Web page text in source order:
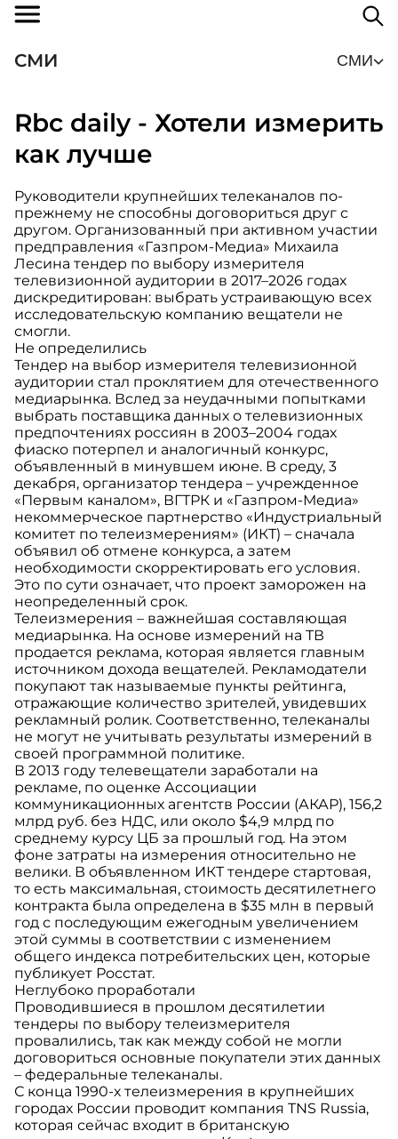
СМИ СМИ
Rbc daily - Хотели измерить
как лучше
Руководители крупнейших телеканалов по-
прежнему не способны договориться друг с
другом. Организованный при активном участии
предправления «Газпром-Медиа» Михаила
Лесина тендер по выбору измерителя
телевизионной аудитории в 2017–2026 годах
дискредитирован: выбрать устраивающую всех
исследовательскую компанию вещатели не
смогли.
Не определились
Тендер на выбор измерителя телевизионной
аудитории стал проклятием для отечественного
медиарынка. Вслед за неудачными попытками
выбрать поставщика данных о телевизионных
предпочтениях россиян в 2003–2004 годах
фиаско потерпел и аналогичный конкурс,
объявленный в минувшем июне. В среду, 3
декабря, организатор тендера – учрежденное
«Первым каналом», ВГТРК и «Газпром-Медиа»
некоммерческое партнерство «Индустриальный
комитет по телеизмерениям» (ИКТ) – сначала
объявил об отмене конкурса, а затем
необходимости скорректировать его условия.
Это по сути означает, что проект заморожен на
неопределенный срок.
Телеизмерения – важнейшая составляющая
медиарынка. На основе измерений на ТВ
продается реклама, которая является главным
источником дохода вещателей. Рекламодатели
покупают так называемые пункты рейтинга,
отражающие количество зрителей, увидевших
рекламный ролик. Соответственно, телеканалы
не могут не учитывать результаты измерений в
своей программной политике.
В 2013 году телевещатели заработали на
рекламе, по оценке Ассоциации
коммуникационных агентств России (АКАР), 156,2
млрд руб. без НДС, или около $4,9 млрд по
среднему курсу ЦБ за прошлый год. На этом
фоне затраты на измерения относительно не
велики. В объявленном ИКТ тендере стартовая,
то есть максимальная, стоимость десятилетнего
контракта была определена в $35 млн в первый
год с последующим ежегодным увеличением
этой суммы в соответствии с изменением
общего индекса потребительских цен, которые
публикует Росстат.
Неглубоко проработали
Проводившиеся в прошлом десятилетии
тендеры по выбору телеизмерителя
провалились, так как между собой не могли
договориться основные покупатели этих данных
– федеральные телеканалы.
С конца 1990-х телеизмерения в крупнейших
городах России проводит компания TNS Russia,
которая сейчас входит в британскую